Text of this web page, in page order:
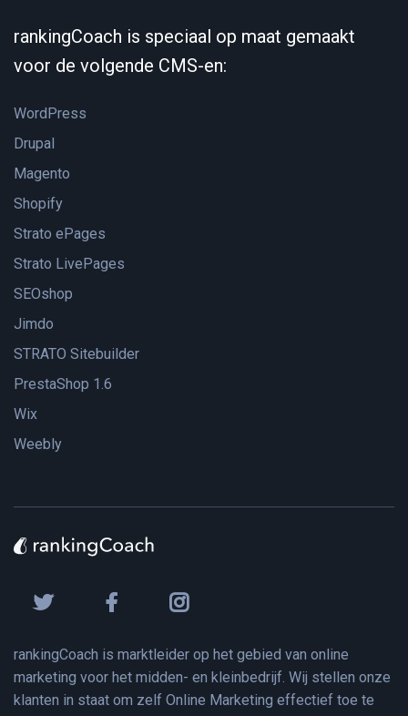
rankingCoach is speciaal op maat gemaakt
voor de volgende CMS-en:
WordPress
Drupal
Magento
Shopify
Strato ePages
Strato LivePages
SEOshop
Jimdo
STRATO Sitebuilder
PrestaShop 1.6
Wix
Weebly
rankingCoach is marktleider op het gebied van online
marketing voor het midden- en kleinbedrijf. Wij stellen onze
klanten in staat om zelf Online Marketing effectief toe te